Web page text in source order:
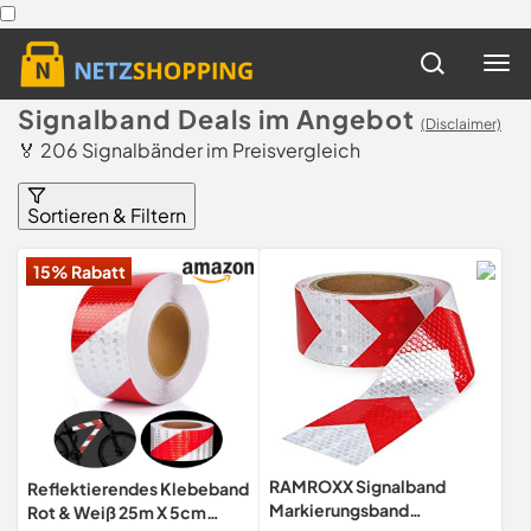
Signalband Deals im Angebot (Disclaimer)
🏅 206 Signalbänder im Preisvergleich
Sortieren & Filtern
15% Rabatt
Reflektierendes Klebeband
Rot & Weiß 25m X 5cm
RAMROXX Signalband
Markierungsband